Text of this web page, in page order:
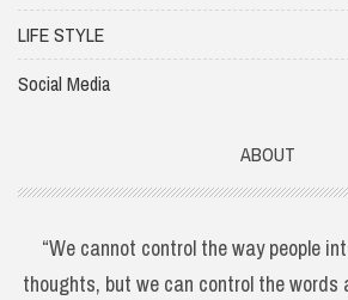
LIFE STYLE
Social Media
ABOUT
“We cannot control the way people
thoughts, but we can control the words